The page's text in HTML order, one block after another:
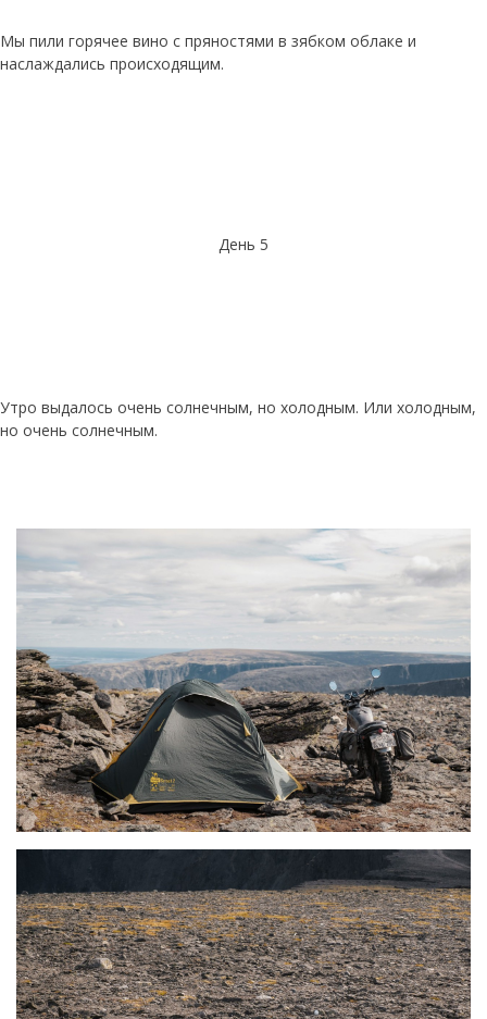
Мы пили горячее вино с пряностями в зябком облаке и
наслаждались происходящим.
День 5
Утро выдалось очень солнечным, но холодным. Или холодным,
но очень солнечным.